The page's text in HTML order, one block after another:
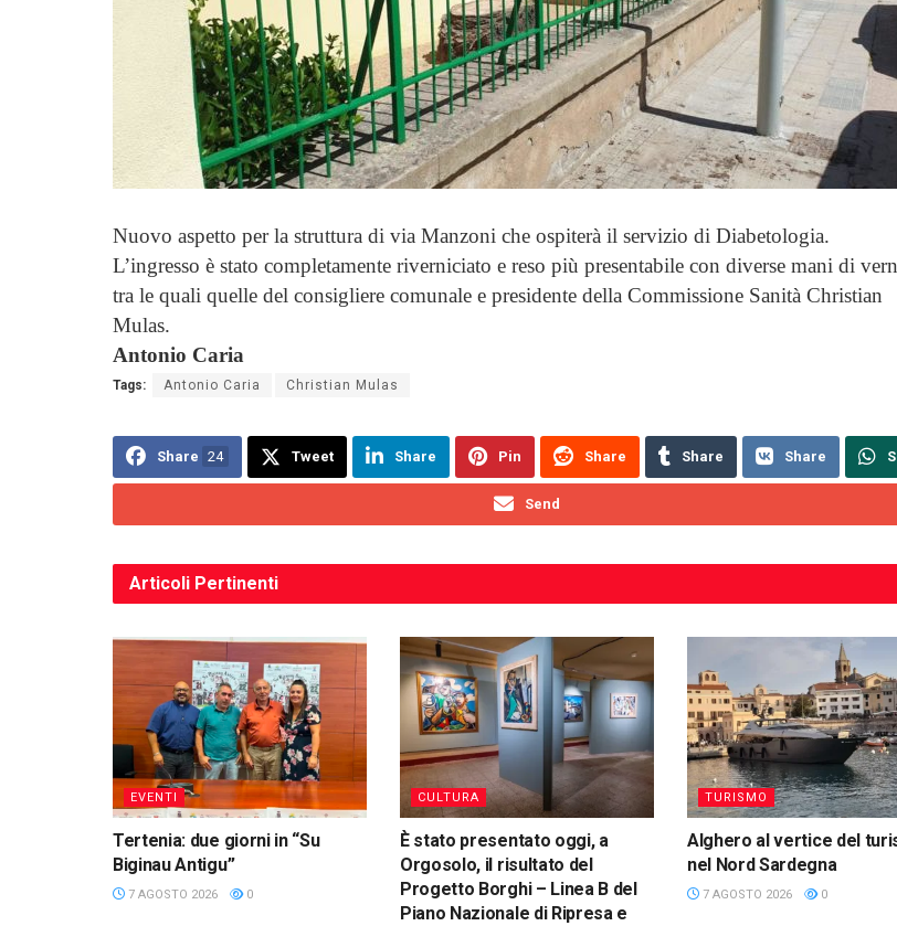
Nuovo aspetto per la struttura di via Manzoni che ospiterà il servizio di Diabetologia.
L’ingresso è stato completamente riverniciato e reso più presentabile con diverse mani di
tra le quali quelle del consigliere comunale e presidente della Commissione Sanità Christian
Mulas.
Antonio Caria
Tags: Antonio Caria Christian Mulas
Share 24 Tweet Share Pin Share Share Share
Send
Articoli Pertinenti
EVENTI
Tertenia: due giorni in “Su
Biginau Antigu”
7 AGOSTO 2026 0
CULTURA
È stato presentato oggi, a
Orgosolo, il risultato del
Progetto Borghi – Linea B del
Piano Nazionale di Ripresa e
TURISMO
Alghero al vertice del
nel Nord Sardegna
7 AGOSTO 2026 0